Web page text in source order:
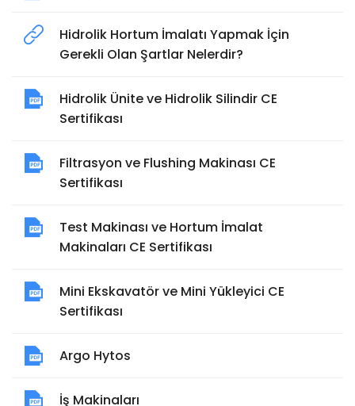
Hidrolik Hortum İmalatı Yapmak İçin
Gerekli Olan Şartlar Nelerdir?
Hidrolik Ünite ve Hidrolik Silindir CE
Sertifikası
Filtrasyon ve Flushing Makinası CE
Sertifikası
Test Makinası ve Hortum İmalat
Makinaları CE Sertifikası
Mini Ekskavatör ve Mini Yükleyici CE
Sertifikası
Argo Hytos
İş Makinaları